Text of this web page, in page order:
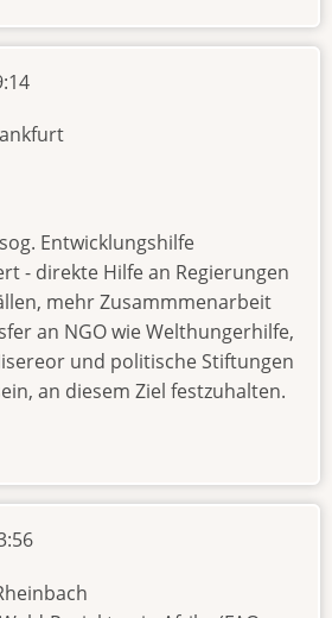
Entwicklungshilfe
- direkte Hilfe an Regierungen
mehr Zusammmenarbeit
an NGO wie Welthungerhilfe,
und politische Stiftungen
an diesem Ziel festzuhalten.